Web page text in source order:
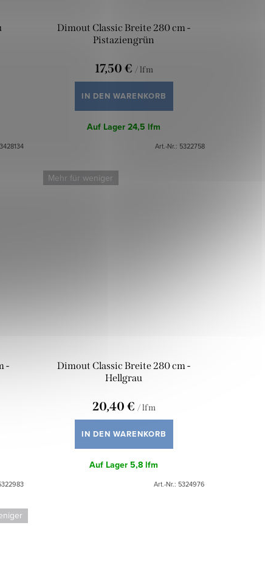
Dimout Classic Breite 280 cm -
Pistaziengrün
17,50 € / lfm
IN DEN WARENKORB
Auf Lager24,5 lfm
Art.-Nr.: 5322758
-
Mehr für weniger
Dimout Classic Breite 280 cm -
Hellgrau
20,40 € / lfm
IN DEN WARENKORB
Auf Lager5,8 lfm
Art.-Nr.: 5324976